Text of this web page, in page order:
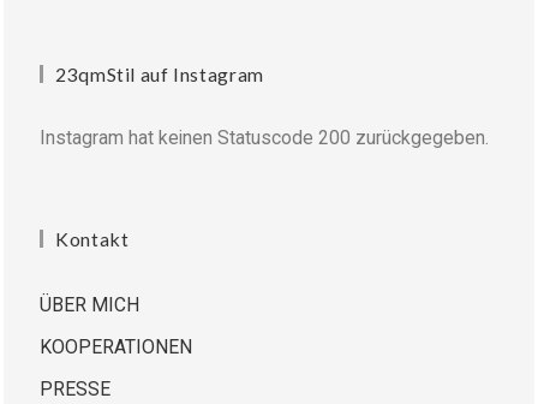
23qmStil auf Instagram
Instagram hat keinen Statuscode 200 zurückgegeben.
Kontakt
ÜBER MICH
KOOPERATIONEN
PRESSE